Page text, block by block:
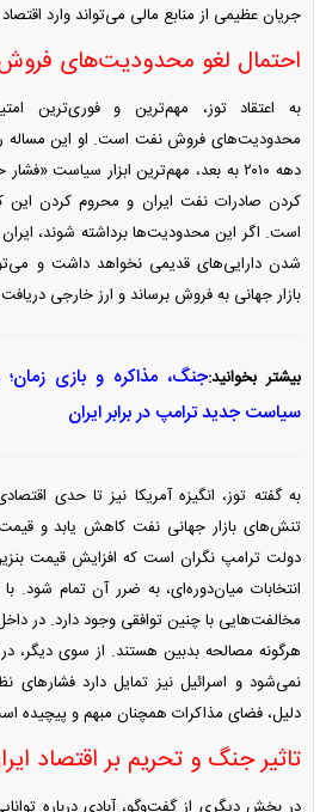
جریان عظیمی از منابع مالی می‌تواند وارد
احتمال لغو محدودیت‌های
به اعتقاد توز، مهم‌ترین و فوری‌ترین
محدودیت‌های فروش نفت است. او این مساله را
دهه ۲۰۱۰ به بعد، مهم‌ترین ابزار سیاست
کردن صادرات نفت ایران و محروم کردن این
است. اگر این محدودیت‌ها برداشته شوند، ایران
شدن دارایی‌های قدیمی نخواهد داشت و
بازار جهانی به فروش برساند و ارز خارجی
بیشتر بخوانید:جنگ، مذاکره و بازی
سیاست جدید ترامپ در برابر ایران
به گفته توز، انگیزه آمریکا نیز تا حدی
تنش‌های بازار جهانی نفت کاهش یابد و
دولت ترامپ نگران است که افزایش قیمت بنزین
انتخابات میان‌دوره‌ای، به ضرر آن تمام شود.
مخالفت‌هایی با چنین توافقی وجود دارد. در
هرگونه مصالحه بدبین هستند. از سوی دیگر، در
نمی‌شود و اسرائیل نیز تمایل دارد فشار‌های
دلیل، فضای مذاکرات همچنان مبهم و پیچیده
تاثیر جنگ و تحریم بر اقتصاد